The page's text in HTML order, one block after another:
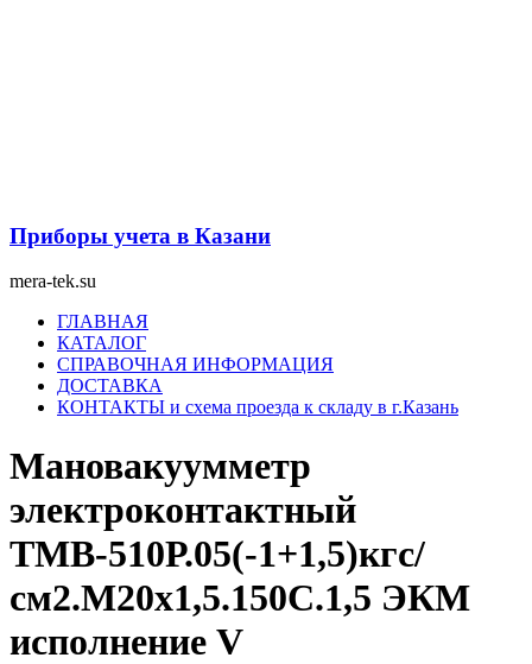
Приборы учета в Казани
mera-tek.su
МенюГЛАВНАЯ
КАТАЛОГ
СПРАВОЧНАЯ ИНФОРМАЦИЯ
ДОСТАВКА
КОНТАКТЫ и схема проезда к складу в г.Казань
Мановакуумметр
электроконтактный
ТМВ-510Р.05(-1+1,5)кгс/
см2.M20x1,5.150С.1,5 ЭКМ
исполнение V